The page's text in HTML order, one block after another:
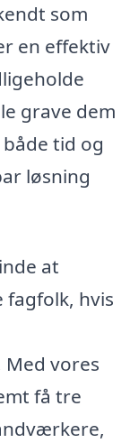
som
en effektiv
grave dem
tid og
løsning
at
hvis
vores
få tre